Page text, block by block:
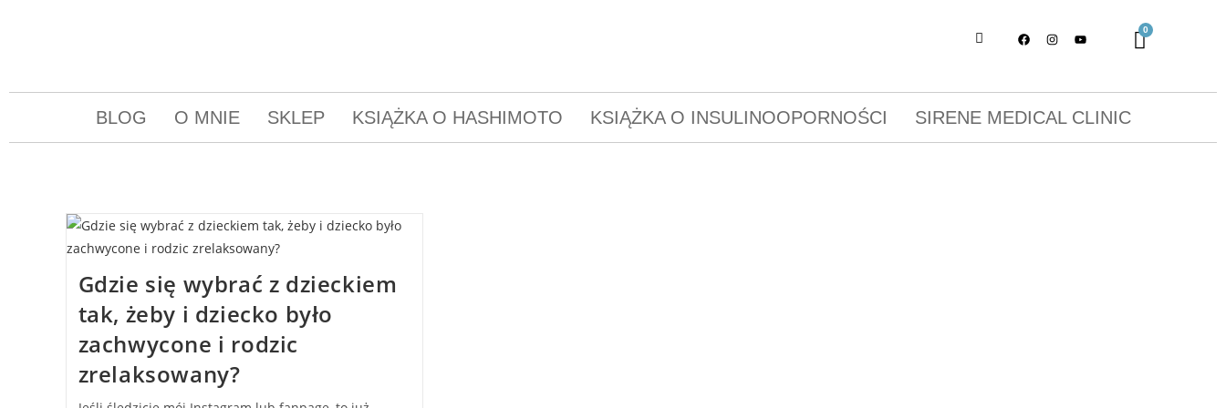
BLOG O MNIE SKLEP KSIĄŻKA O HASHIMOTO KSIĄŻKA O INSULINOOPORNOŚCI SIRENE MEDICAL CLINIC
Gdzie się wybrać z dzieckiem
tak, żeby i dziecko było
zachwycone i rodzic
zrelaksowany?